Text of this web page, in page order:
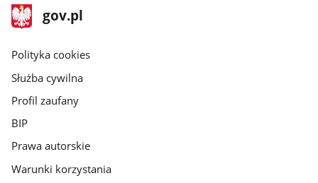
stopka
gov.pl
Strona
gov.pl
gov.pl
Polityka cookies
Służba cywilna
Profil zaufany
BIP
Prawa autorskie
Warunki korzystania